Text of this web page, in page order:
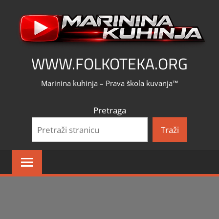
content
WWW.FOLKOTEKA.ORG
Marinina kuhinja – Prava škola kuvanja™
Pretraga
Traži